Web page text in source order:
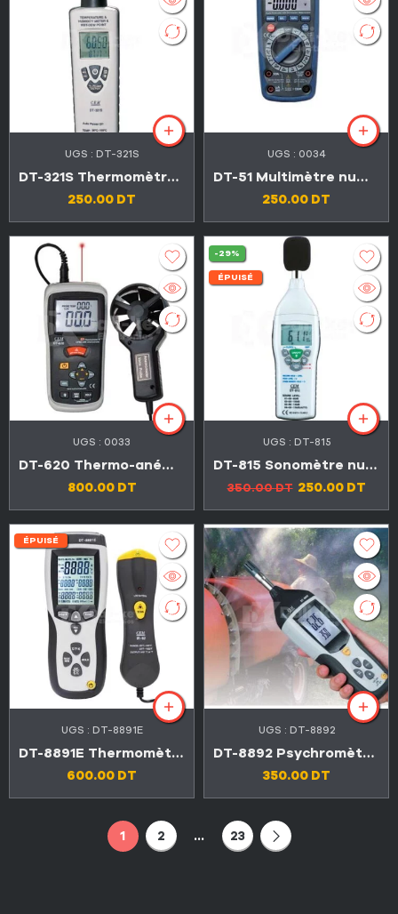
UGS : DT-321S
DT-321S Thermomètre et hygromètre universel 2en1
250.00 DT
UGS : 0034
DT-51 Multimètre numérique 6en1 avec mesure de l’environnement
250.00 DT
UGS : 0033
DT-620 Thermo-anémomètre CFM / CMM avec thermomètre à infrarouge
800.00 DT
-29%
ÉPUISÉ
UGS : DT-815
DT-815 Sonomètre numérique 30-130dB
350.00DT 250.00 DT
ÉPUISÉ
UGS : DT-8891E
DT-8891E Thermomètre à thermocouple professionnel
600.00 DT
UGS : DT-8892
DT-8892 Psychromètre Hygro-Thermomètre
350.00 DT
1 2 … 23